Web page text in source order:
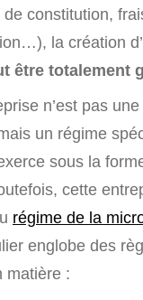
constitution,
la création
être totalement
n’est pas
un régime
sous la
cette
régime de la
englobe des
matière :